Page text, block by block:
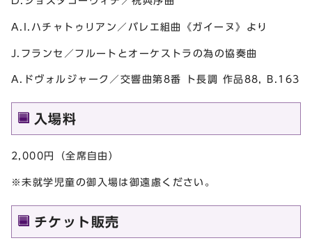
A.I.ハチャトゥリアン／バレエ組曲《ガイーヌ》より
J.フランセ／フルートとオーケストラの為の協奏曲
A.ドヴォルジャーク／交響曲第8番 ト長調 作品88, B.163
入場料
2,000円（全席自由）
※未就学児童の御入場は御遠慮ください。
チケット販売